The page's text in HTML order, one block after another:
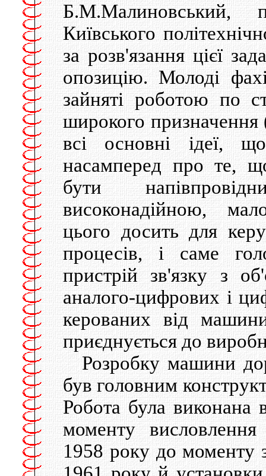
Київського
за розв'язання цiєї
опозицiю. Молодi
зайнятi роботою по
широкого
всi основнi iдеї,
насамперед про те,
бути
високонадiйною,
цього досить для
процесiв, i саме
пристрiй зв'язку з
аналого-цифрових i
керованих вiд
приєднується до
Розробку машини
був головним
Робота була виконана
моменту
1958 року до